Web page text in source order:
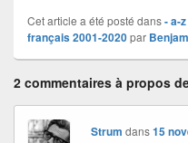
Cet article a été posté dans- a-
français 2001-2020par
2 commentaires à propos
Strum dans15